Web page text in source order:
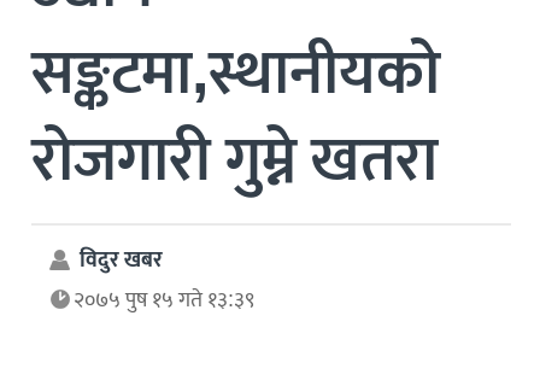
सङ्कटमा,स्थानीयको
रोजगारी गुम्ने खतरा
विदुर खबर
२०७५ पुष १५ गते १३:३९